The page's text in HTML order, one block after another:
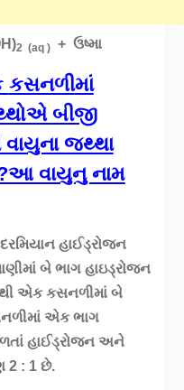
2 (aq )+ ઉષ્મા
કસનળીમાં
બીજી
જથ્થા
વાયુનુ નામ
હાઈડ્રોજન
બે ભાગ હાઇડ્રોજન
એક કસનળીમાં બે
એક ભાગ
હાઈડ્રોજન અને
2 : 1 છે.